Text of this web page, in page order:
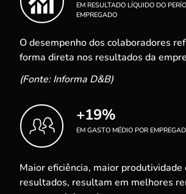
EM RESULTADO LÍQUIDO DO
EMPREGADO
O desempenho dos colaboradores
forma direta nos resultados da
(Fonte: Informa D&B)
+19%
EM GASTO MÉDIO POR
Maior eficiência, maior produtividade
resultados, resultam em melhores